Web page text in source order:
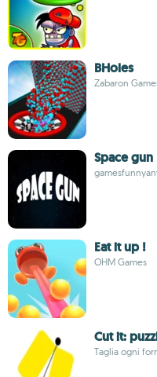
BHoles
Zabaron
Space gun
Eat it up !
OHM Games
Cut it:
Taglia ogni